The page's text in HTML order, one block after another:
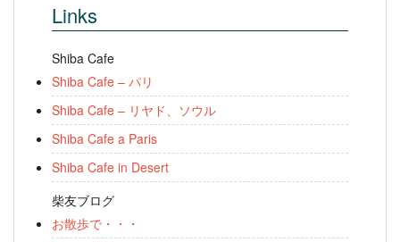
Links
Shiba Cafe
Shiba Cafe – パリ
Shiba Cafe – リヤド、ソウル
Shiba Cafe a Paris
Shiba Cafe in Desert
柴友ブログ
お散歩で・・・